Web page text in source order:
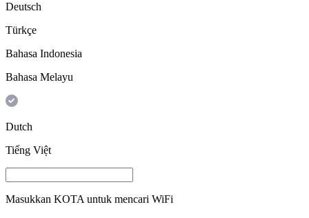
Deutsch
Türkçe
Bahasa Indonesia
Bahasa Melayu
Dutch
Tiếng Việt
Masukkan KOTA untuk mencari WiFi